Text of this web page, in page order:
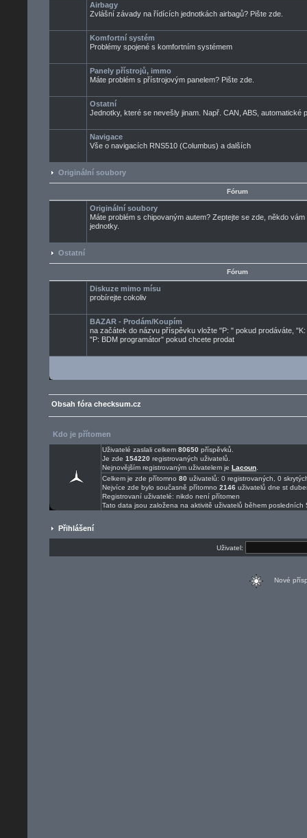
Airbagy
Zvlášní závady na řídících jednotkách airbagů? Pište zde.
Komfortní systém
Problémy spojené s komfortním systémem
Panely přístrojů, immo
Máte problém s přístrojovým panelem? Pište zde.
Ostatní
Jednotky, které se nevešly jinam. Např. CAN, ABS, automatické
Navigace
Vše o navigacích RNS510 (Columbus) a dalších
Originální soubory
Fórum
Originální soubory
Máte problém s chipovaným autem? Zeptejte se zde, někdo
jednotky.
Ostatní
Fórum
Diskuze mimo mísu
probírejte cokoliv
BAZAR - Prodám/Koupím
na začátek do názvu příspěvku vložte "P: " pokud prodáváte,
"P: BDM programátor" pokud chcete prodat
Obsah fóra checksum.cz
Kdo je přítomen
Uživatelé zaslali celkem 80650 příspěvků.
Je zde 154220 registrovaných uživatelů.
Nejnovějším registrovaným uživatelem je Lacoun
Celkem je zde přítomno 80 uživatelů: 0 registrovaných, 0
Nejvíce zde bylo současně přítomno 2146 uživatelů dne st
Registrovaní uživatelé: nikdo není přítomen
Tato data jsou založena na aktivitě uživatelů během posledních
Přihlášení
Uživatel:
Nové